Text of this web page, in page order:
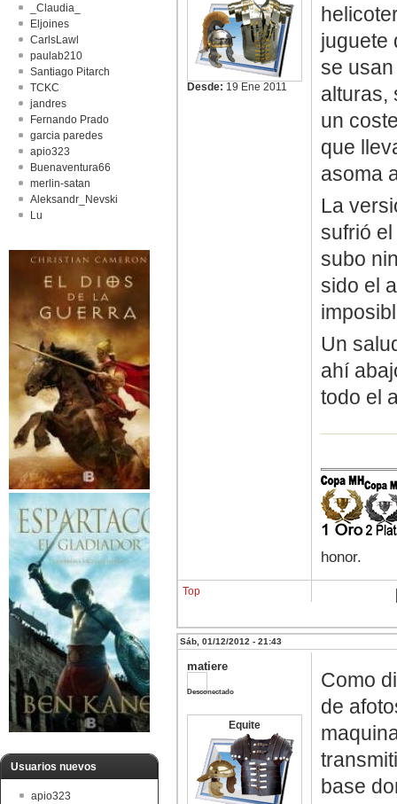
_Claudia_
Eljoines
CarlsLawl
paulab210
Santiago Pitarch
TCKC
jandres
Fernando Prado
garcia paredes
apio323
Buenaventura66
merlin-satan
Aleksandr_Nevski
Lu
Usuarios nuevos
apio323
Desde: 19 Ene 2011
juguete
se
alturas,
un
que
asoma
La
sufrió
subo
sido el
Un
ahí
todo el
honor.
Top
Sáb, 01/12/2012 - 21:43
matiere
Desconectado
Equite
Como
de
base